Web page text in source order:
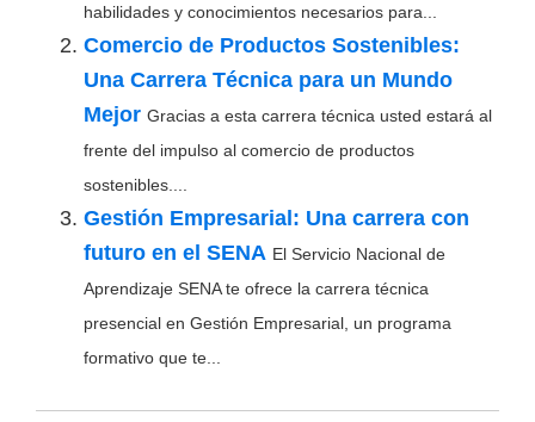
habilidades y conocimientos necesarios para...
Comercio de Productos Sostenibles:
Una Carrera Técnica para un Mundo
Mejor Gracias a esta carrera técnica usted estará al
frente del impulso al comercio de productos
sostenibles....
Gestión Empresarial: Una carrera con
futuro en el SENA El Servicio Nacional de
Aprendizaje SENA te ofrece la carrera técnica
presencial en Gestión Empresarial, un programa
formativo que te...